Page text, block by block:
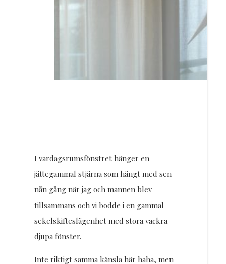
I vardagsrumsfönstret hänger en
jättegammal stjärna som hängt med sen
nån gång när jag och mannen blev
tillsammans och vi bodde i en gammal
sekelskifteslägenhet med stora vackra
djupa fönster.
Inte riktigt samma känsla här haha, men